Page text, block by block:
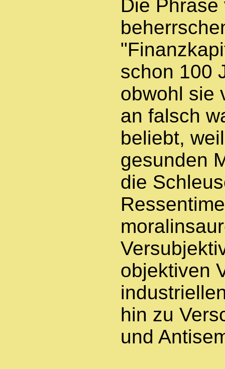
Die
schon 100
obwohl sie
an falsch
beliebt,
gesunden
die
objektiven
hin zu
und